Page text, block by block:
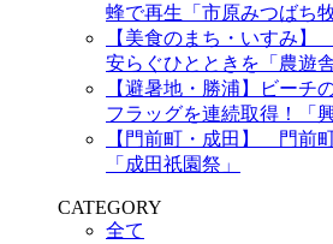
蜂で再生「市原みつばち牧
【美食のまち・いすみ
安らぐひとときを「農遊舎
【避暑地・勝浦】ビーチ
フラッグを連続取得！「
【門前町・成田】 門前
「成田祇園祭」
CATEGORY
全て